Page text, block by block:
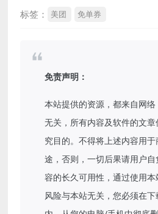
标签： 美团 免单券
免责声明：
本站提供的资源，都来自网
无关，所有内容及软件的文
究目的。不得将上述内容用
途，否则，一切后果请用户
容的长久可用性，通过使用
风险与本站无关，您必须在